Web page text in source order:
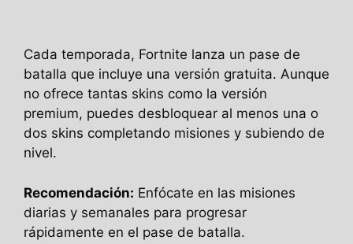
Cada temporada, Fortnite lanza un pase de
batalla que incluye una versión gratuita. Aunque
no ofrece tantas skins como la versión
premium, puedes desbloquear al menos una o
dos skins completando misiones y subiendo de
nivel.
Recomendación: Enfócate en las misiones
diarias y semanales para progresar
rápidamente en el pase de batalla.